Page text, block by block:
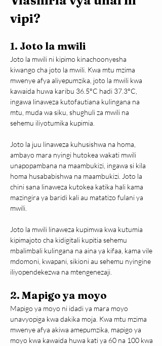
vipi?
1. Joto la mwili
Joto la mwili ni kipimo kinachoonyesha
kiwango cha joto la mwili. Kwa mtu mzima
mwenye afya aliyepumzika, joto la mwili kwa
kawaida huwa karibu 36.5°C hadi 37.3°C,
ingawa linaweza kutofautiana kulingana na
mtu, muda wa siku, shughuli za mwili na
sehemu iliyotumika kupimia.
Joto la juu linaweza kuhusishwa na homa,
ambayo mara nyingi hutokea wakati mwili
unapopambana na maambukizi, ingawa si kila
homa husababishwa na maambukizi. Joto la
chini sana linaweza kutokea katika hali kama
mazingira ya baridi kali au matatizo fulani ya
mwili.
Joto la mwili linaweza kupimwa kwa kutumia
kipimajoto cha kidigitali kupitia sehemu
mbalimbali kulingana na aina ya kifaa, kama vile
mdomoni, kwapani, sikioni au sehemu nyingine
iliyopendekezwa na mtengenezaji.
2. Mapigo ya moyo
Mapigo ya moyo ni idadi ya mara moyo
unavyopiga kwa dakika moja. Kwa mtu mzima
mwenye afya akiwa amepumzika, mapigo ya
moyo kwa kawaida huwa kati ya 60 na 100 kwa